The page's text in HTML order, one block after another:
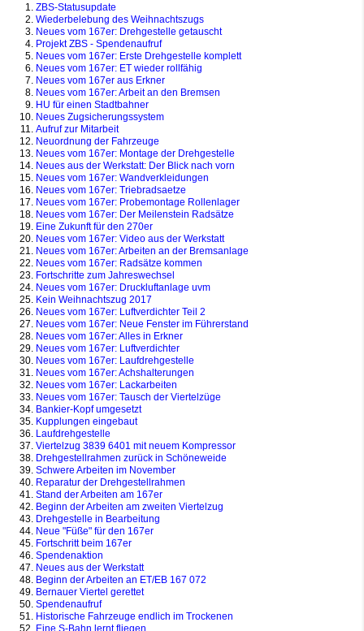
ZBS-Statusupdate
Wiederbelebung des Weihnachtszugs
Neues vom 167er: Drehgestelle getauscht
Projekt ZBS - Spendenaufruf
Neues vom 167er: Erste Drehgestelle komplett
Neues vom 167er: ET wieder rollfähig
Neues vom 167er aus Erkner
Neues vom 167er: Arbeit an den Bremsen
HU für einen Stadtbahner
Neues Zugsicherungssystem
Aufruf zur Mitarbeit
Neuordnung der Fahrzeuge
Neues vom 167er: Montage der Drehgestelle
Neues aus der Werkstatt: Der Blick nach vorn
Neues vom 167er: Wandverkleidungen
Neues vom 167er: Triebradsaetze
Neues vom 167er: Probemontage Rollenlager
Neues vom 167er: Der Meilenstein Radsätze
Eine Zukunft für den 270er
Neues vom 167er: Video aus der Werkstatt
Neues vom 167er: Arbeiten an der Bremsanlage
Neues vom 167er: Radsätze kommen
Fortschritte zum Jahreswechsel
Neues vom 167er: Druckluftanlage uvm
Kein Weihnachtszug 2017
Neues vom 167er: Luftverdichter Teil 2
Neues vom 167er: Neue Fenster im Führerstand
Neues vom 167er: Alles in Erkner
Neues vom 167er: Luftverdichter
Neues vom 167er: Laufdrehgestelle
Neues vom 167er: Achshalterungen
Neues vom 167er: Lackarbeiten
Neues vom 167er: Tausch der Viertelzüge
Bankier-Kopf umgesetzt
Kupplungen eingebaut
Laufdrehgestelle
Viertelzug 3839 6401 mit neuem Kompressor
Drehgestellrahmen zurück in Schöneweide
Schwere Arbeiten im November
Reparatur der Drehgestellrahmen
Stand der Arbeiten am 167er
Beginn der Arbeiten am zweiten Viertelzug
Drehgestelle in Bearbeitung
Neue "Füße" für den 167er
Fortschritt beim 167er
Spendenaktion
Neues aus der Werkstatt
Beginn der Arbeiten an ET/EB 167 072
Bernauer Viertel gerettet
Spendenaufruf
Historische Fahrzeuge endlich im Trockenen
Eine S-Bahn lernt fliegen